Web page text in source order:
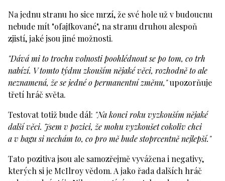
Na jednu stranu ho sice mrzí, že své hole už v budoucnu
nebude mít "ofajfkované", na stranu druhou alespoň
zjistí, jaké jsou jiné možnosti.
"Dává mi to trochu volnosti poohlédnout se po tom, co trh
nabízí. V tomto týdnu zkouším nějaké věci, rozhodně to ale
neznamená, že se jedné o permanentní změnu,"upozorňuje
třetí hráč světa.
Testovat totiž bude dál: "Na konci roku vyzkouším nějaké
další věci. Jsem v pozici, že mohu vyzkoušet cokoliv chci
a v bagu si nechám to, co pro mě bude stoprcentně nejlepší."
Tato pozitiva jsou ale samozřejmě vyvážena i negativy,
kterých si je McIlroy vědom. A jako řada dalších hráč